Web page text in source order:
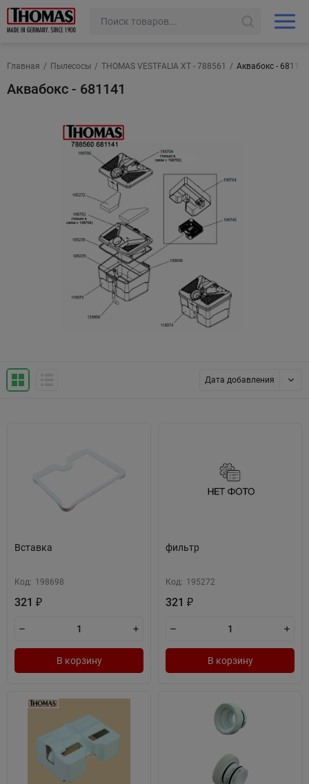
Главная / Пылесосы / THOMAS VESTFALIA XT - 788561 / Аквабокс - 681141
Аквабокс - 681141
Дата добавления
Вставка
Код: 198698
321 ₽
В корзину
фильтр
Код: 195272
321 ₽
В корзину